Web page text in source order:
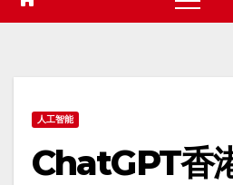
人工智能
ChatGPT香